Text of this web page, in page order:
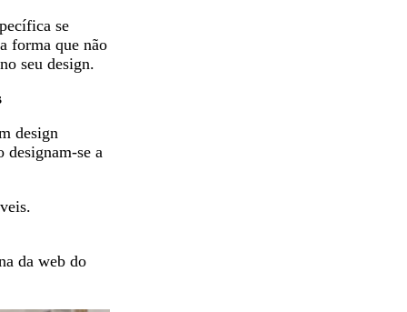
se
forma que não
seu design.
design
designam-se a
da web do